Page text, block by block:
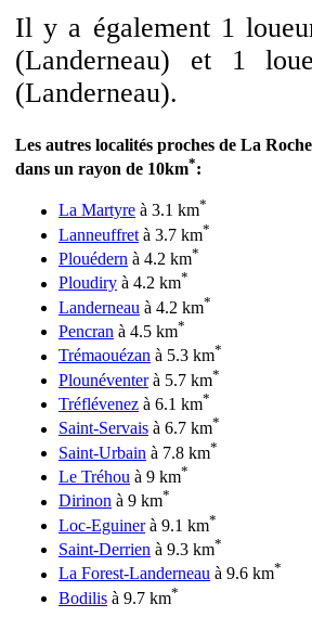
Il y a également 1
(Landerneau) et 1
(Landerneau).
Les autres localités proches de La
dans un rayon de 10km*:
La Martyre à 3.1 km*
Lanneuffret à 3.7 km*
Plouédern à 4.2 km*
Ploudiry à 4.2 km*
Landerneau à 4.2 km*
Pencran à 4.5 km*
Trémaouézan à 5.3 km*
Plounéventerà 5.7 km*
Tréflévenez à 6.1 km*
Saint-Servais à 6.7 km*
Saint-Urbain à 7.8 km*
Le Tréhou à 9 km*
Dirinon à 9 km*
Loc-Eguinerà 9.1 km*
Saint-Derrien à 9.3 km*
La Forest-Landerneau à 9.6 km*
Bodilis à 9.7 km*